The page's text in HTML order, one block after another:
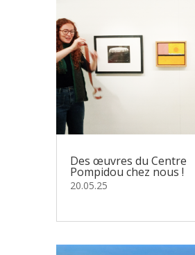
Des œuvres du Centre
Pompidou chez nous !
20.05.25